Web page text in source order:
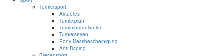
Turniersport
Aktuelles
Turnierplan
Turnierorganisation
Turnierserien
Pony-Messbescheinigung
Anti-Doping